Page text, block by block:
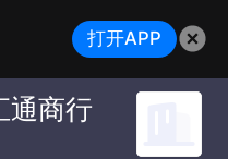
通商行
打开APP